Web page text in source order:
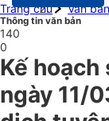
Trang chủ
Văn
Thông tin văn bản
140
0
Kế hoạch
ngày 11/